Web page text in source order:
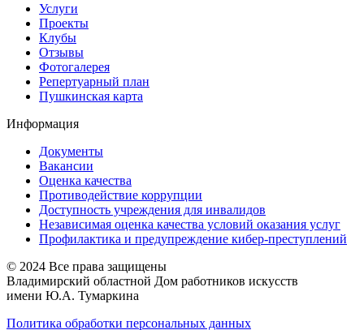
Услуги
Проекты
Клубы
Отзывы
Фотогалерея
Репертуарный план
Пушкинская карта
Информация
Документы
Вакансии
Оценка качества
Противодействие коррупции
Доступность учреждения для инвалидов
Независимая оценка качества условий оказания услуг
Профилактика и предупреждение кибер-преступлений
© 2024 Все права защищены
Владимирский областной Дом работников искусств
имени Ю.А. Тумаркина
Политика обработки персональных данных